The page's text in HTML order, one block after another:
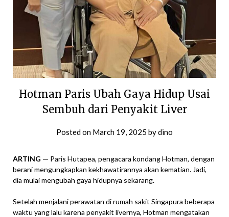
Hotman Paris Ubah Gaya Hidup Usai
Sembuh dari Penyakit Liver
Posted on March 19, 2025 bydino
ARTING — Paris Hutapea, pengacara kondang Hotman, dengan
berani mengungkapkan kekhawatirannya akan kematian. Jadi,
dia mulai mengubah gaya hidupnya sekarang.
Setelah menjalani perawatan di rumah sakit Singapura beberapa
waktu yang lalu karena penyakit livernya, Hotman mengatakan